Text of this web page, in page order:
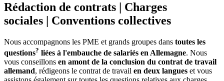
Rédaction de contrats | Charges
sociales | Conventions collectives
Nous accompagnons les PME et grands groupes dans toutes les
questions? liées à l'embauche de salariés en Allemagne. Nous
vous conseillons en amont de la conclusion du contrat de travail
allemand, rédigeons le contrat de travail en deux langues et vous